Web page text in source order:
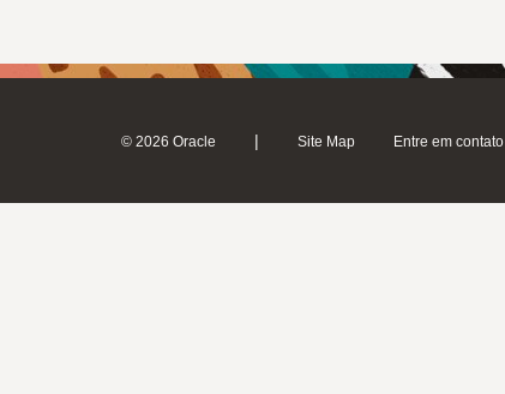
© 2026 Oracle | Site Map Entre em contato